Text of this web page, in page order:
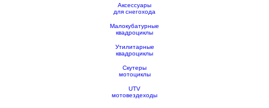
Аксессуары
для снегохода
Малокубатурные
квадроциклы
Утилитарные
квадроциклы
Скутеры
мотоциклы
UTV
мотовездеходы